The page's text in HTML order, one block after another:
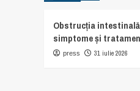
Obstrucția
simptome și
press 31 iulie 2026